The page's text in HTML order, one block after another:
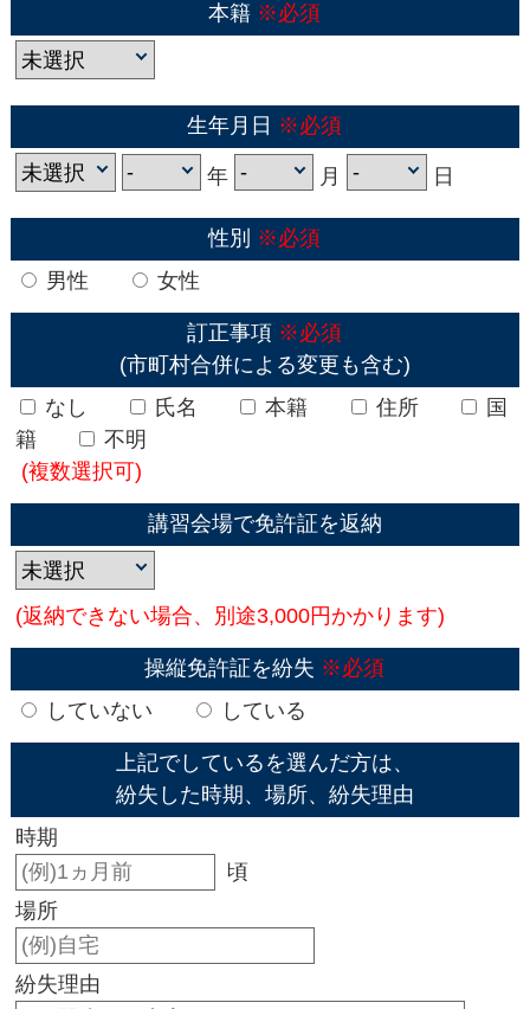
本籍 ※必須
生年月日 ※必須
年 月 日
性別 ※必須
男性
女性
訂正事項 ※必須
(市町村合併による変更も含む)
なし
氏名 本籍 住所
国
籍
不明
(複数選択可)
講習会場で免許証を返納
(返納できない場合、別途3,000円かかります)
操縦免許証を紛失 ※必須
していない
している
上記でしているを選んだ方は、
紛失した時期、場所、紛失理由
時期
頃
場所
紛失理由